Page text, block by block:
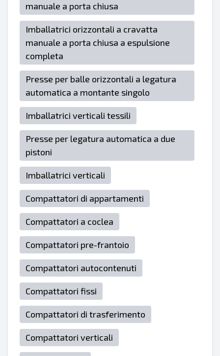
manuale a porta chiusa
Imballatrici orizzontali a cravatta
manuale a porta chiusa a espulsione
completa
Presse per balle orizzontali a legatura
automatica a montante singolo
Imballatrici verticali tessili
Presse per legatura automatica a due
pistoni
Imballatrici verticali
Compattatori di appartamenti
Compattatori a coclea
Compattatori pre-frantoio
Compattatori autocontenuti
Compattatori fissi
Compattatori di trasferimento
Compattatori verticali